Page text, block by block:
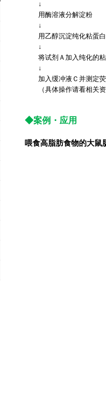
↓
用酶溶液分解淀粉
↓
用乙醇沉淀纯化粘蛋白
↓
将试剂Ａ加入纯化的粘
↓
加入缓冲液Ｃ并测定荧
（具体操作请看相关资
◆案例 ・ 应用
喂食高脂肪食物的大鼠